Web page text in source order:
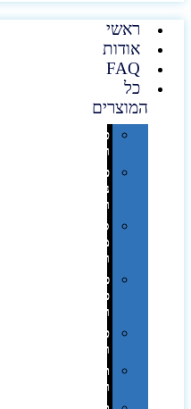
ראשי
אודות
FAQ
כל
המוצרים
טכנולוגיה
וגאדג'טים
פנאי,
נופש
ונסיעות
סביבת
משרד
ופרימיום
כלים,
פנסים
ורכב
טקסטיל
וחורף
תיקים
ומזוודות